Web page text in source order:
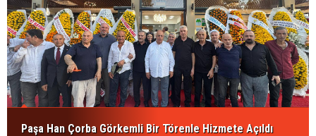
Paşa Han Çorba Görkemli Bir Törenle Hizmete Açıldı